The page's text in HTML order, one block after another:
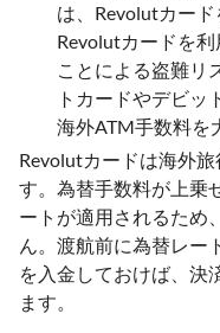
は、Revolutカード
Revolutカードを
ことによる盗難リ
トカードやデビッ
海外ATM手数料を
Revolutカードは海外
す。為替手数料が上乗
ートが適用されるため
ん。渡航前に為替レー
を入金しておけば、決
ます。